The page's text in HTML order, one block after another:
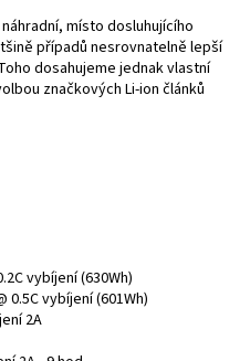
místo dosluhujícího
případů nesrovnatelně lepší
dosahujeme jednak vlastní
značkových Li-ion článků
vybíjení (630Wh)
0.5C vybíjení (601Wh)
2A